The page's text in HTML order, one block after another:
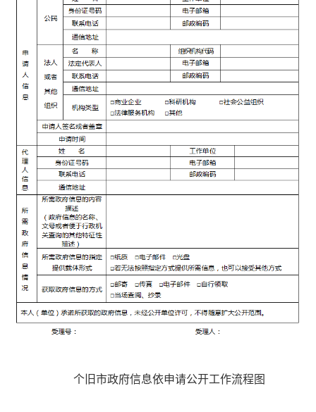
个旧市政府信息依申请公开工作流程图